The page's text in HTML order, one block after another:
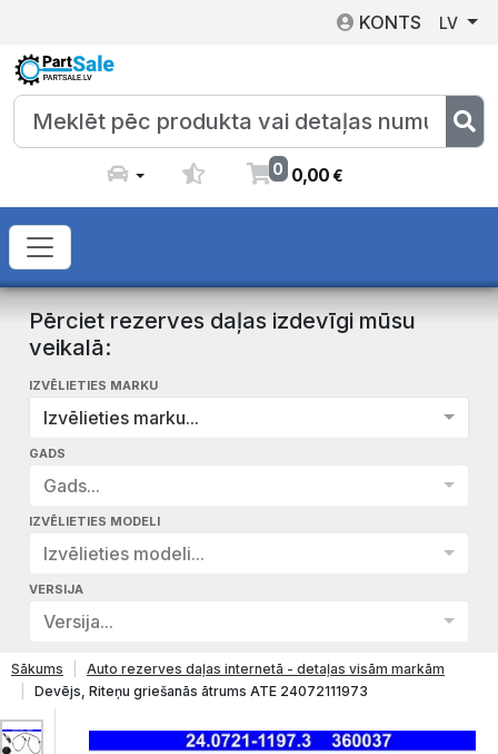
KONTS LV
0 0,00€
Pērciet rezerves daļas izdevīgi mūsu
veikalā:
IZVĒLIETIES MARKU
Izvēlieties marku...
GADS
Gads...
IZVĒLIETIES MODELI
Izvēlieties modeli...
VERSIJA
Versija...
Sākums
Auto rezerves daļas internetā - detaļas visām markām
Devējs, Riteņu griešanās ātrums ATE 24072111973